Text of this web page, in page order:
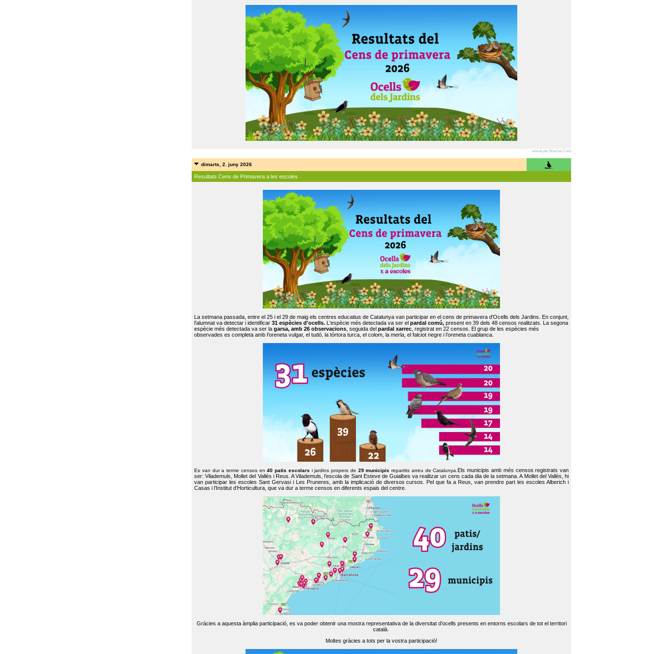
enviat per Marina Cuito
dimarts, 2. juny 2026
Resultats Cens de Primavera a les escoles
La setmana passada, entre el 25 i el 29 de maig els centres educatius de Catalunya van participar en el cens de primavera d'Ocells dels Jardins. En conjunt,
l'alumnat va detectar i identificar 31 espècies d'ocells. L'espècie més detectada va ser el pardal comú, present en 39 dels 48 censos realitzats. La segona
espècie més detectada va ser la garsa, amb 26 observacions , seguida del pardal xarrec , registrat en 22 censos. El grup de les espècies més
observades es completa amb l’oreneta vulgar, el tudó, la tórtora turca, el colom, la merla, el falciot negre i l’oreneta cuablanca.
Es van dur a terme censos en40 patis escolars i jardins propers de 29 municipis repartits arreu de Catalunya. Els municipis amb més censos registrats van
ser: Vilademuls, Mollet del Vallès i Reus. A Vilademuls, l’escola de Sant Esteve de Guialbes va realitzar un cens cada dia de la setmana. A Mollet del Vallès, hi
van participar les escoles Sant Gervasi i Les Pruneres, amb la implicació de diversos cursos. Pel que fa a Reus, van prendre part les escoles Alberich i
Casas i l’Institut d’Horticultura, que va dur a terme censos en diferents espais del centre.
Gràcies a aquesta àmplia participació, es va poder obtenir una mostra representativa de la diversitat d’ocells presents en entorns escolars de tot el territori
català.
Moltes gràcies a tots per la vostra participació!